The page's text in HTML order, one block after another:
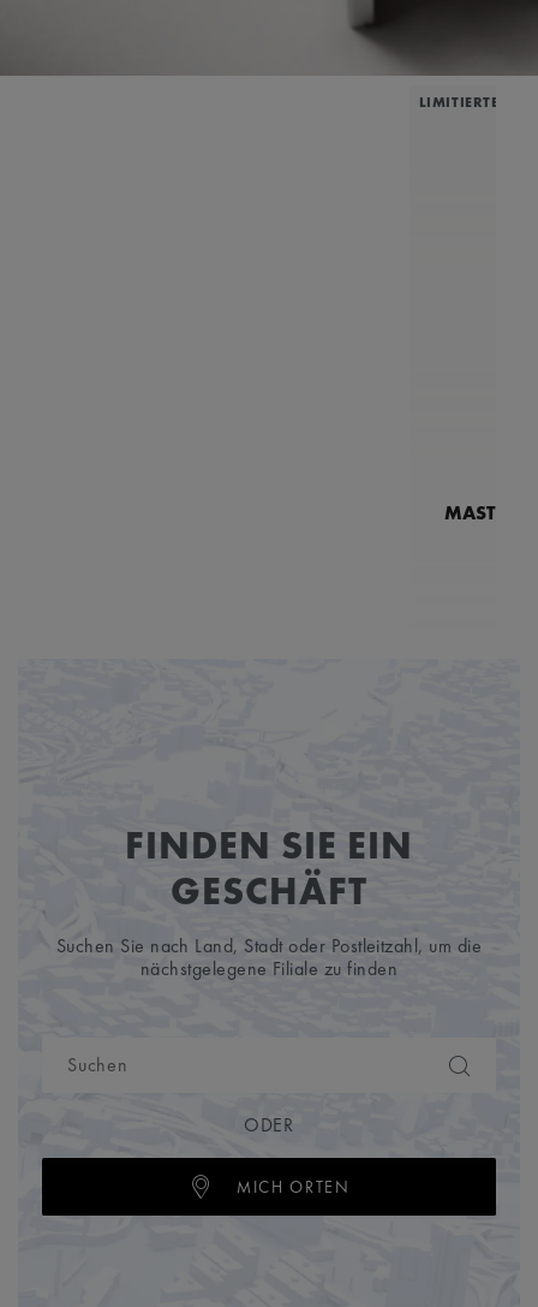
LIMITIERTE
FINDEN SIE EIN
GESCHÄFT
Suchen Sie nach Land, Stadt oder Postleitzahl, um die
nächstgelegene Filiale zu finden
ODER
MICH ORTEN